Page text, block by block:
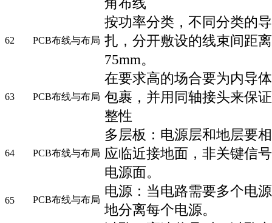
62 PCB布线与布局
按功率分类，不同分类的
扎，分开敷设的线束间距
75mm。
63 PCB布线与布局
在要求高的场合要为内导
包裹，并用同轴接头来保
整性
64 PCB布线与布局
多层板：电源层和地层要
应临近接地面，非关键信
电源面。
65 PCB布线与布局
电源：当电路需要多个电
地分离每个电源。